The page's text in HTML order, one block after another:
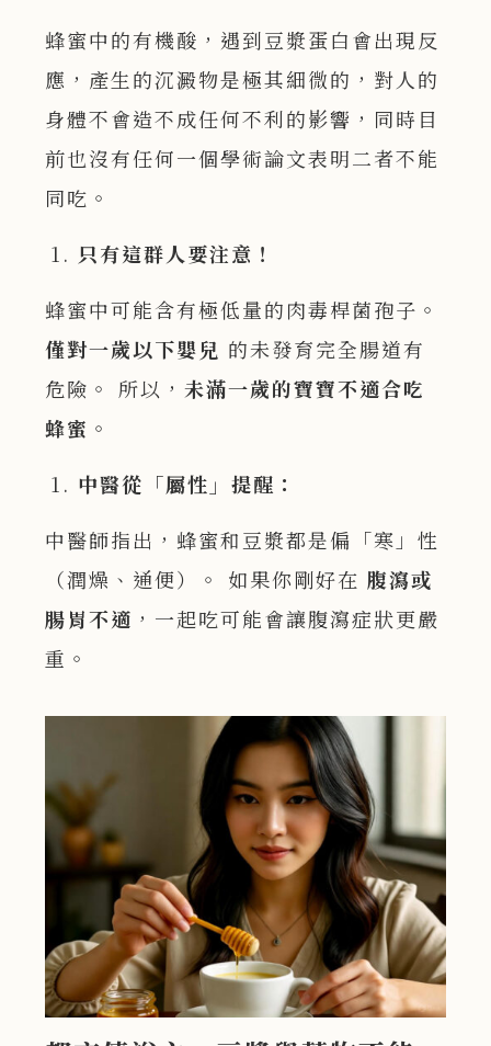
蜂蜜中的有機酸，遇到豆漿蛋白會出現反
應，產生的沉澱物是極其細微的，對人的
身體不會造不成任何不利的影響，同時目
前也沒有任何一個學術論文表明二者不能
同吃。
只有這群人要注意！
蜂蜜中可能含有極低量的肉毒桿菌孢子。
僅對一歲以下嬰兒 的未發育完全腸道有
危險。 所以，未滿一歲的寶寶不適合吃
蜂蜜 。
中醫從「屬性」提醒：
中醫師指出，蜂蜜和豆漿都是偏「寒」性
（潤燥、通便）。 如果你剛好在腹瀉或
腸胃不適 ，一起吃可能會讓腹瀉症狀更嚴
重。